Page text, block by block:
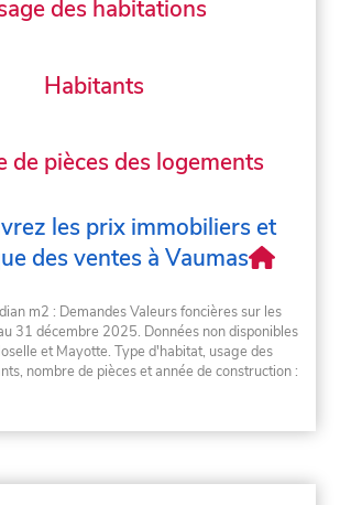
des habitations
Habitants
de pièces des logements
les prix immobiliers et
des ventes à Vaumas
m2 : Demandes Valeurs foncières sur les
31 décembre 2025. Données non disponibles
et Mayotte. Type d'habitat, usage des
nombre de pièces et année de construction :